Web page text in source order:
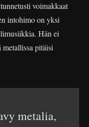
voimakkaat
intohimo on yksi
Hän ei
pitäisi
metalia,